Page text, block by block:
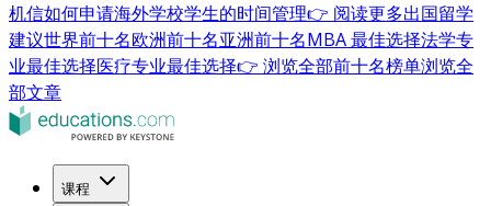
机信如何申请海外学校学生的时间管理👉 阅读更多出国留学
建议世界前十名欧洲前十名亚洲前十名MBA 最佳选择法学专
业最佳选择医疗专业最佳选择👉 浏览全部前十名榜单浏览全
部文章
课程